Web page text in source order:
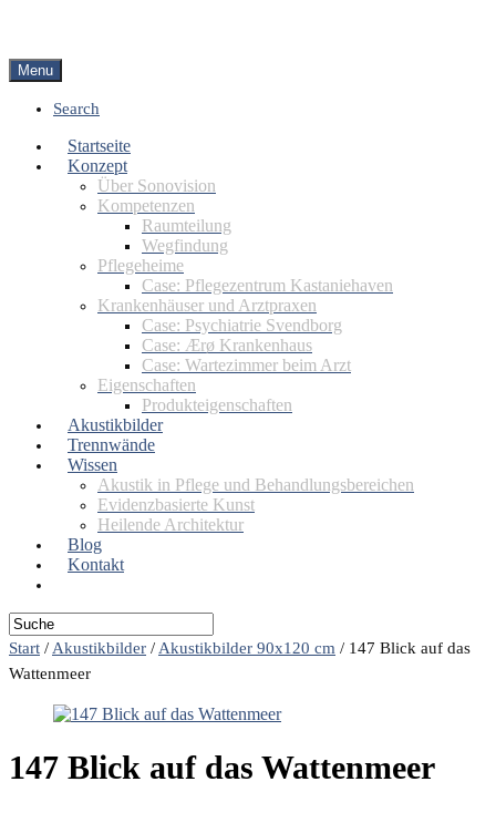
Menu
Search
Startseite
Konzept
Über Sonovision
Kompetenzen
Raumteilung
Wegfindung
Pflegeheime
Case: Pflegezentrum Kastaniehaven
Krankenhäuser und Arztpraxen
Case: Psychiatrie Svendborg
Case: Ærø Krankenhaus
Case: Wartezimmer beim Arzt
Eigenschaften
Produkteigenschaften
Akustikbilder
Trennwände
Wissen
Akustik in Pflege und Behandlungsbereichen
Evidenzbasierte Kunst
Heilende Architektur
Blog
Kontakt
Start / Akustikbilder / Akustikbilder 90x120 cm / 147 Blick auf das
Wattenmeer
147 Blick auf das Wattenmeer